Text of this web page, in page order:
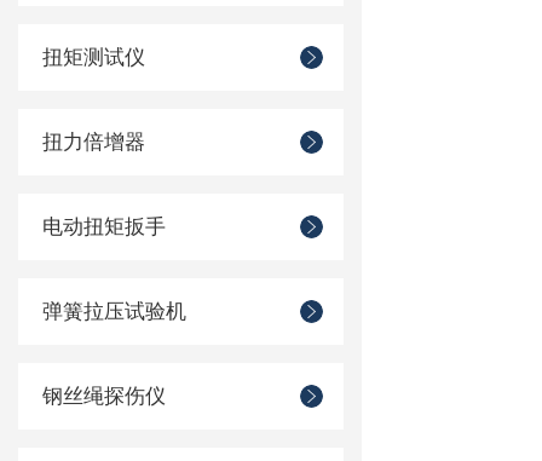
扭矩测试仪
扭力倍增器
电动扭矩扳手
弹簧拉压试验机
钢丝绳探伤仪